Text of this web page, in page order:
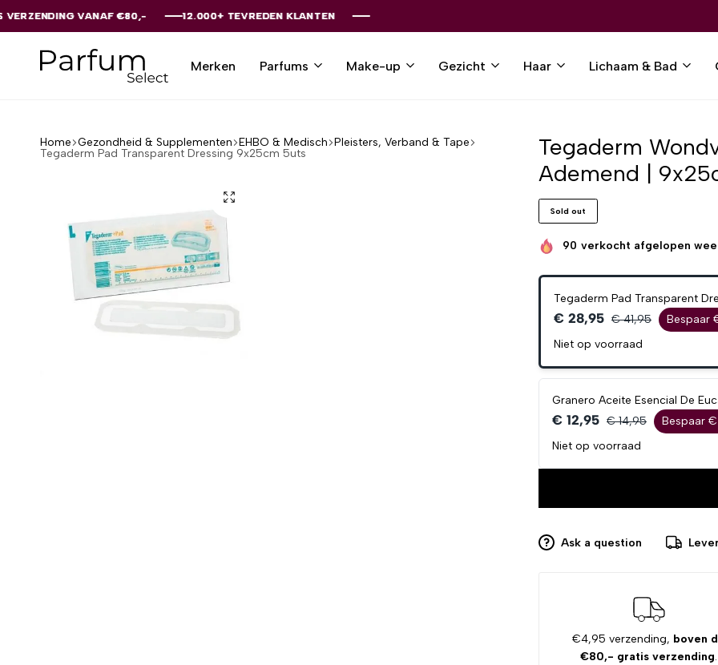
VANAF €80,- 12.000+ TEVREDEN KLANTEN
VANAF €80,- 12.000+ TEVREDEN KLANTEN
VANAF €80,- 12.000+ TEVREDEN KLANTEN
VANAF €80,- 12.000+ TEVREDEN KLANTEN
VANAF €80,- 12.000+ TEVREDEN KLANTEN
Merken Parfums Make-up Gezicht Haar Lichaam & Bad
Home Gezondheid & Supplementen EHBO & Medisch Pleisters, Verband & Tape
Tegaderm Pad Transparent Dressing 9x25cm 5uts
Tegaderm
Ademend |
Sold out
90 verkocht afgelopen
Tegaderm Pad Transparent
€ 28,95 € 41,95
Bespaar
Niet op voorraad
Granero Aceite Esencial De
€ 12,95 € 14,95
Bespaar
Niet op voorraad
Ask a question
€4,95 verzending, boven
€80,- gratis verzending.